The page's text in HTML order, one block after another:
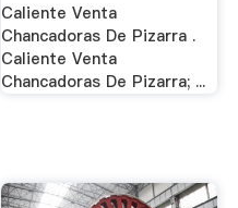
Caliente Venta
Chancadoras De Pizarra .
Caliente Venta
Chancadoras De Pizarra; ...